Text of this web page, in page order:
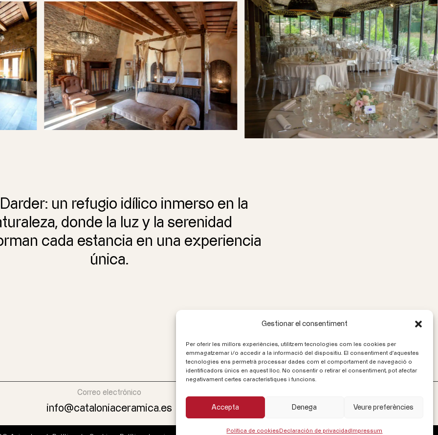
Gestionar el consentiment
Per oferir les millors experiències, utilitzem tecnologies com les cookies per
emmagatzemar i/o accedir a la informació del dispositiu. El consentiment d'aquestes
tecnologies ens permetrà processar dades com el comportament de navegació o
identificadors únics en aquest lloc. No consentir o retirar el consentiment, pot afectar
negativament certes característiques i funcions.
Accepta Denega Veure preferències
Política de cookies Declaración de privacidad Impressum
un refugio idílico inmerso en la
donde la luz y la serenidad
cada estancia en una experiencia
única.
Correo electrónico
info@cataloniaceramica.es